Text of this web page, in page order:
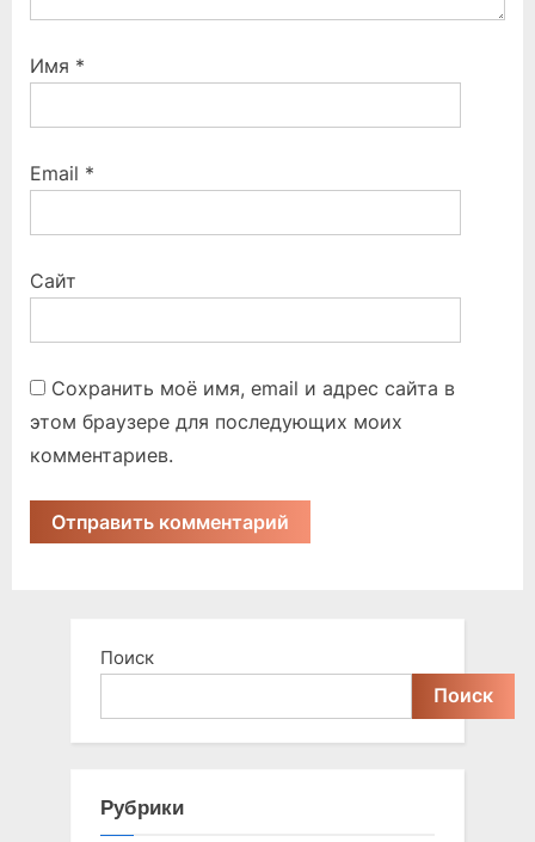
Имя *
Email *
Сайт
Сохранить моё имя, email и адрес сайта в
этом браузере для последующих моих
комментариев.
Поиск
Поиск
Рубрики